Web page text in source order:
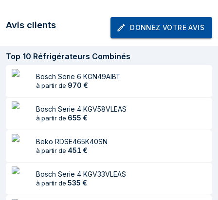
Largeur avec porte
ouverte
76,8 cm
Profondeur lorsque
la porte est ouverte
120,7 cm
Largeur du colis 637 mm
Hauteur du colis 1935 mm
Congélateur
Avis clients DONNEZ VOTRE AVIS
Top 10 Réfrigérateurs Combinés
Bosch Serie 6 KGN49AIBT
à partir de 970 €
Bosch Serie 4 KGV58VLEAS
à partir de 655 €
Beko RDSE465K40SN
à partir de 451 €
Bosch Serie 4 KGV33VLEAS
à partir de 535 €